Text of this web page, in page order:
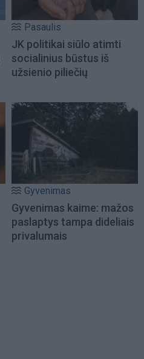
Pasaulis
JK politikai siūlo atimti
socialinius būstus iš
užsienio piliečių
Gyvenimas
Gyvenimas kaime: mažos
paslaptys tampa dideliais
privalumais